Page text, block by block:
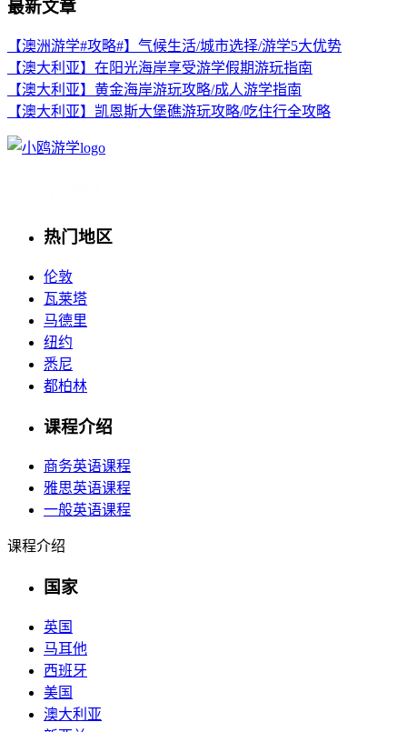
最新文章
【澳洲游学#攻略#】气候生活/城市选择/游学5大优势
【澳大利亚】在阳光海岸享受游学假期游玩指南
【澳大利亚】黄金海岸游玩攻略/成人游学指南
【澳大利亚】凯恩斯大堡礁游玩攻略/吃住行全攻略
热门地区
伦敦
瓦莱塔
马德里
纽约
悉尼
都柏林
课程介绍
商务英语课程
雅思英语课程
一般英语课程
课程介绍
国家
英国
马耳他
西班牙
美国
澳大利亚